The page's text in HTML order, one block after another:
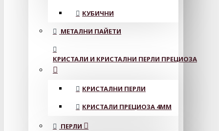
КУБИЧНИ
МЕТАЛНИ ПАЙЕТИ
КРИСТАЛИ И КРИСТАЛНИ ПЕРЛИ ПРЕЦИОЗА
КРИСТАЛНИ ПЕРЛИ
КРИСТАЛИ ПРЕЦИОЗА 4ММ
ПЕРЛИ